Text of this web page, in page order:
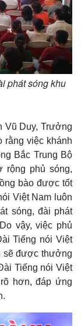
phòng
phát sóng khu
Vũ Duy, Trưởng
rằng việc khánh
Bắc Trung Bộ
rộng phủ sóng,
bào được tốt
Việt Nam luôn
sóng, đài phát
vậy, việc phủ
Tiếng nói Việt
sẽ được thưởng
Tiếng nói Việt
hơn, đáp ứng